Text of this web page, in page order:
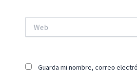
Guarda mi nombre, correo